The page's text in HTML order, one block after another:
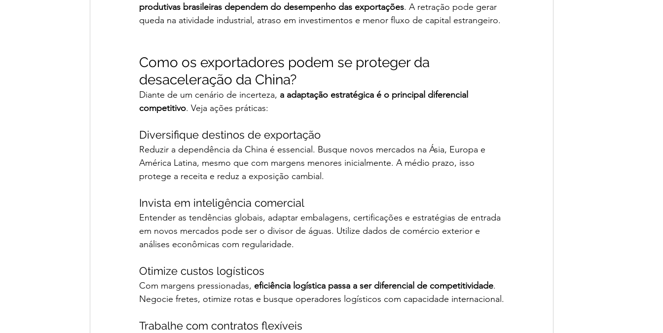
produtivas brasileiras dependem do desempenho das exportações. A retração pode gerar
queda na atividade industrial, atraso em investimentos e menor fluxo de capital estrangeiro.
Como os exportadores podem se proteger da
desaceleração da China?
Diante de um cenário de incerteza, a adaptação estratégica é o principal diferencial
competitivo. Veja ações práticas:
Diversifique destinos de exportação
Reduzir a dependência da China é essencial. Busque novos mercados na Ásia, Europa e
América Latina, mesmo que com margens menores inicialmente. A médio prazo, isso
protege a receita e reduz a exposição cambial.
Invista em inteligência comercial
Entender as tendências globais, adaptar embalagens, certificações e estratégias de entrada
em novos mercados pode ser o divisor de águas. Utilize dados de comércio exterior e
análises econômicas com regularidade.
Otimize custos logísticos
Com margens pressionadas, eficiência logística passa a ser diferencial de competitividade.
Negocie fretes, otimize rotas e busque operadores logísticos com capacidade internacional.
Trabalhe com contratos flexíveis